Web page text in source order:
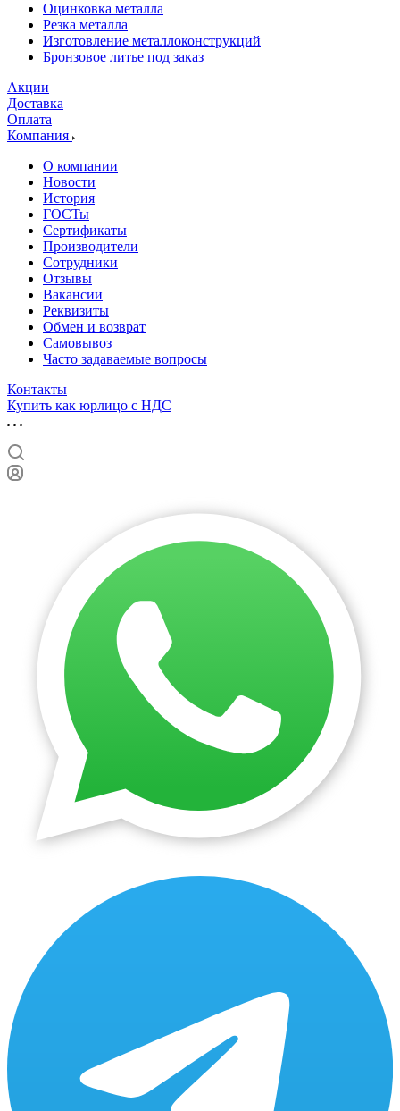
Оцинковка металла
Резка металла
Изготовление металлоконструкций
Бронзовое литье под заказ
Акции
Доставка
Оплата
Компания
О компании
Новости
История
ГОСТы
Сертификаты
Производители
Сотрудники
Отзывы
Вакансии
Реквизиты
Обмен и возврат
Самовывоз
Часто задаваемые вопросы
Контакты
Купить как юрлицо с НДС